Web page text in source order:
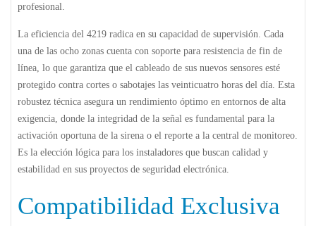
profesional.
La eficiencia del 4219 radica en su capacidad de supervisión. Cada
una de las ocho zonas cuenta con soporte para resistencia de fin de
línea, lo que garantiza que el cableado de sus nuevos sensores esté
protegido contra cortes o sabotajes las veinticuatro horas del día. Esta
robustez técnica asegura un rendimiento óptimo en entornos de alta
exigencia, donde la integridad de la señal es fundamental para la
activación oportuna de la sirena o el reporte a la central de monitoreo.
Es la elección lógica para los instaladores que buscan calidad y
estabilidad en sus proyectos de seguridad electrónica.
Compatibilidad Exclusiva